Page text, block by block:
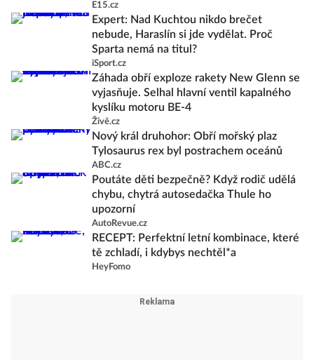
E15.cz
Expert: Nad Kuchtou nikdo brečet
nebude, Haraslín si jde vydělat. Proč
Sparta nemá na titul?
iSport.cz
Záhada obří exploze rakety New Glenn se
vyjasňuje. Selhal hlavní ventil kapalného
kyslíku motoru BE-4
Živě.cz
Nový král druhohor: Obří mořský plaz
Tylosaurus rex byl postrachem oceánů
ABC.cz
Poutáte děti bezpečně? Když rodič udělá
chybu, chytrá autosedačka Thule ho
upozorní
AutoRevue.cz
RECEPT: Perfektní letní kombinace, které
tě zchladí, i kdybys nechtěl*a
HeyFomo